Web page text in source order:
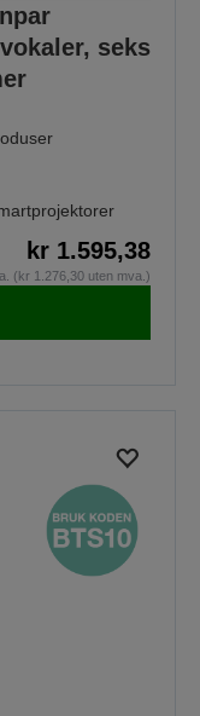
seks
kr 1.595,38
(kr 1.276,30 uten mva.)